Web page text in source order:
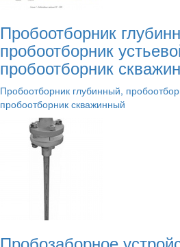
Пробоотборник
пробоотборник
пробоотборник
Пробоотборник глубинный,
пробоотборник скважинный